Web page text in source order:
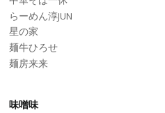
らーめん淳JUN
星の家
麺牛ひろせ
麺房来来
味噌味